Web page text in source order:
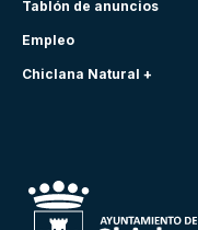
Tablón de anuncios
Empleo
Chiclana Natural +